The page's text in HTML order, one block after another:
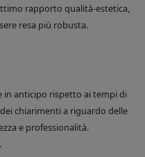
rapporto qualità-estetica,
resa più robusta.
in anticipo rispetto ai tempi di
chiarimenti a riguardo delle
e professionalità.